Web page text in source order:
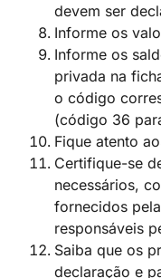
devem ser
Informe os
Informe os
privada na
o código
(código 36
Fique atento
Certifique-se
necessários,
fornecidos
responsáveis
Saiba que os
declaração e